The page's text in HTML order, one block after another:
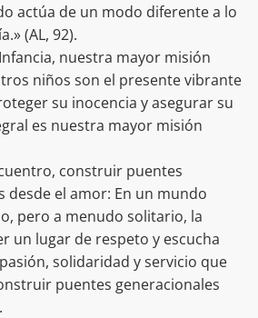
actúa de un modo diferente a lo
(AL, 92).
nuestra mayor misión
niños son el presente vibrante
su inocencia y asegurar su
es nuestra mayor misión
construir puentes
desde el amor: En un mundo
pero a menudo solitario, la
un lugar de respeto y escucha
solidaridad y servicio que
puentes generacionales